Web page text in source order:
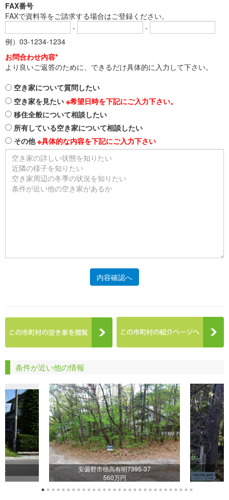
FAX番号
FAXで資料等をご請求する場合はご登録ください。
-
-
例）03-1234-1234
お問合わせ内容*
より良いご返答のために、できるだけ具体的に入力して下さい。
空き家について質問したい
空き家を見たい ※希望日時を下記にご入力下さい。
移住全般について相談したい
所有している空き家について相談したい
その他※具体的な内容を下記にご入力下さい
内容確認へ
条件が近い他の情報
安曇野市穂高有明7395-37
560万円